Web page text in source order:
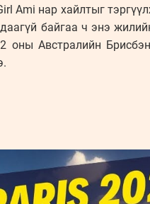
Ami нар хайлтыг
байгаа ч энэ
Австралийн